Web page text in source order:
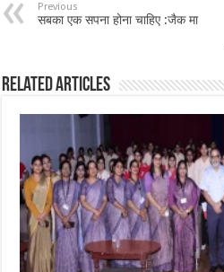
Previous
सबका एक सपना होना चाहिए :जैक मा
Related Articles